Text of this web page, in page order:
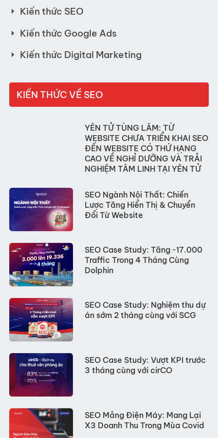
Kiến thức SEO
Kiến thức Google Ads
Kiến thức Digital Marketing
KIẾN THỨC VỀ SEO
YÊN TỬ TÙNG LÂM: TỪ
WEBSITE CHƯA TRIỂN KHAI SEO
ĐẾN WEBSITE CÓ THỨ HẠNG
CAO VỀ NGHỈ DƯỠNG VÀ TRẢI
NGHIỆM TÂM LINH TẠI YÊN TỬ
SEO Ngành Nội Thất: Chiến
Lược Tăng Hiển Thị & Chuyển
Đổi Từ Website
SEO Case Study: Tăng ~17.000
Traffic Trong 4 Tháng Cùng
Dolphin
SEO Case Study: Nghiệm thu dự
án sớm 2 tháng cùng với SCG
SEO Case Study: Vượt KPI trước
3 tháng cùng với cirCO
SEO Mảng Điện Máy: Mang Lại
X3 Doanh Thu Trong Mùa Covid